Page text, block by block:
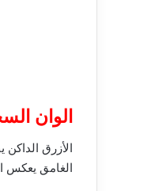
الوان
الأزرق
الغامق يعكس